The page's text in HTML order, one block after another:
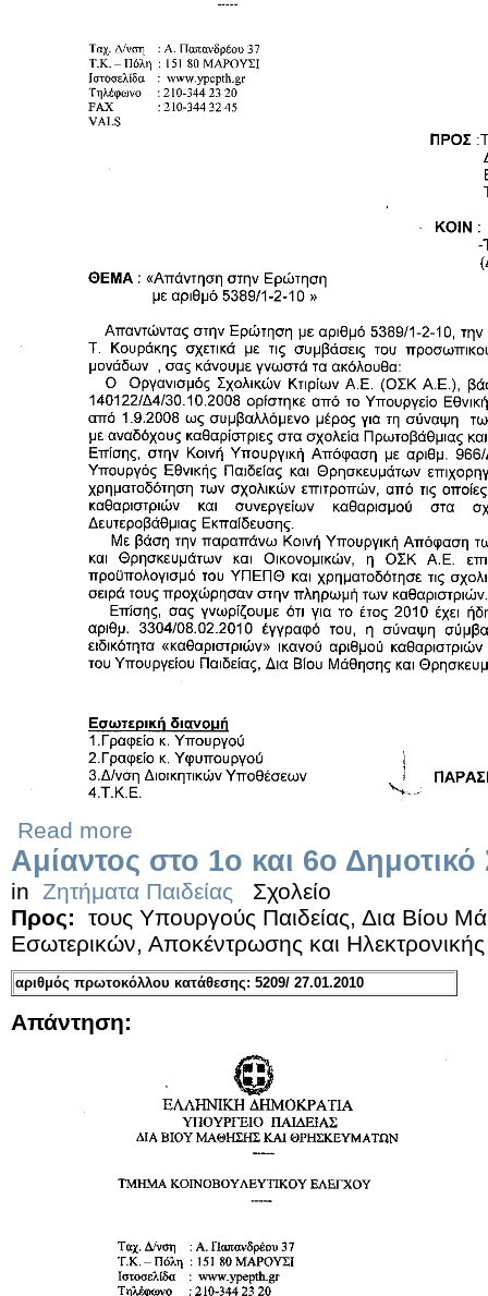
Read more
Αμίαντος στο 1ο και 6ο
in Ζητήματα Παιδείας
Σχολείο
Προς:
τους Υπουργούς Παιδείας, Δια Βίου
Εσωτερικών, Αποκέντρωσης και
αριθμός πρωτοκόλλου κατάθεσης: 5209/ 27.01.2010
Απάντηση: